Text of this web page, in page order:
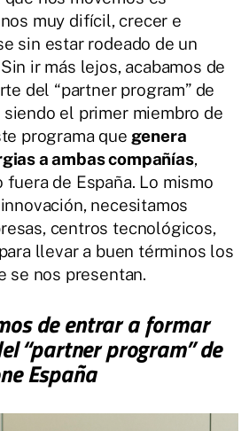
muy difícil, crecer e
sin estar rodeado de un
ir más lejos, acabamos de
del “partner program” de
siendo el primer miembro de
programa que genera
a ambas compañías,
de España. Lo mismo
necesitamos
centros tecnológicos,
llevar a buen términos los
se nos presentan.
de entrar a formar
“partner program” de
España